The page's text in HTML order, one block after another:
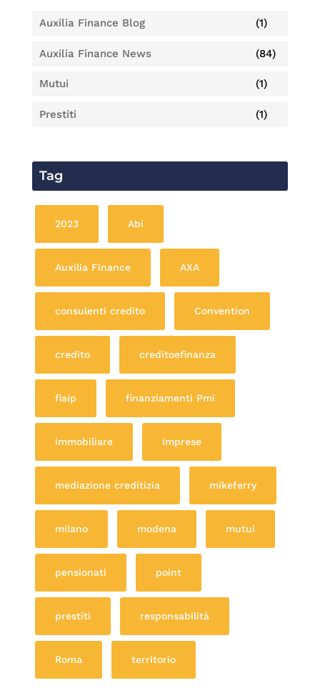
Auxilia Finance Blog (1)
Auxilia Finance News (84)
Mutui (1)
Prestiti (1)
Tag
2023 Abi
Auxilia Finance AXA
consulenti credito Convention
credito creditoefinanza
fiaip finanziamenti Pmi
immobiliare imprese
mediazione creditizia mikeferry
milano modena mutui
pensionati point
prestiti responsabilità
Roma territorio